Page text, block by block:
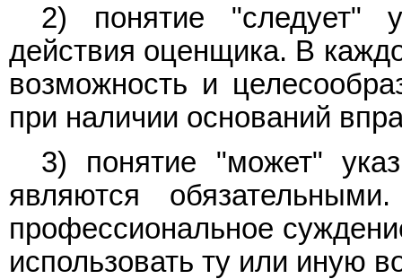
2) понятие "следует"
действия оценщика. В
возможность и
при наличии оснований
3) понятие "может"
являются
профессиональное
использовать ту или иную